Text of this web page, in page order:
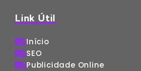
Link Útil
Início
SEO
Publicidade Online